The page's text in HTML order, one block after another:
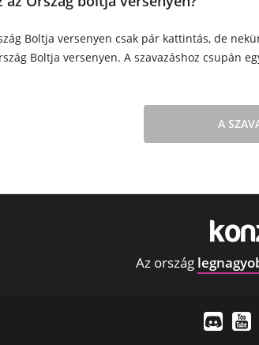
Boltja versenyen csak pár kattintás, de
Boltja versenyen. A szavazáshoz csupán
A
Az ország